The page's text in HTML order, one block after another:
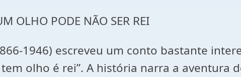
OLHO PODE NÃO SER REI
1946) escreveu um conto bastante
olho é rei”. A história narra a aventura